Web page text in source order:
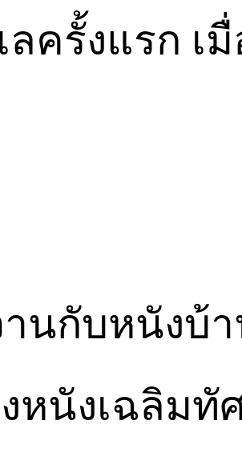
ครั้งแรก เ
านกับหนังบ้
หนังเฉลิมทั